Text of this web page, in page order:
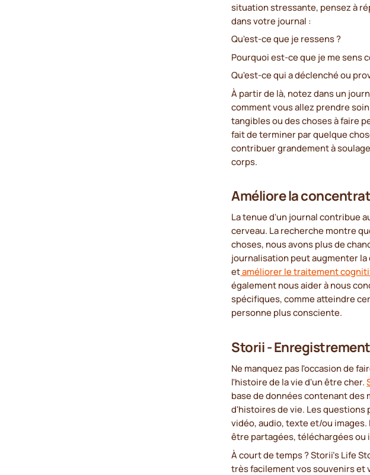
situation stressante, pensez à
dans votre journal :
Qu'est-ce que je ressens ?
Pourquoi est-ce que je me sens
Qu'est-ce qui a déclenché ou
À partir de là, notez dans un
comment vous allez prendre
tangibles ou des choses à faire
fait de terminer par quelque
contribuer grandement à
corps.
Améliore la
La tenue d'un journal contribue
cerveau. La recherche montre
choses, nous avons plus de
journalisation peut augmenter la
etaméliorer le traitement
également nous aider à nous
spécifiques, comme atteindre
personne plus consciente.
Storii -
Ne manquez pas l'occasion de
l'histoire de la vie d'un être cher.
base de données contenant
d'histoires de vie. Les
vidéo, audio, texte et/ou
être partagées, téléchargées ou
À court de temps ? Storii's Life
très facilement vos souvenirs et